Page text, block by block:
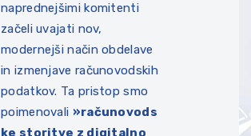
naprednejšimi komitenti
začeli uvajati nov,
modernejši način obdelave
in izmenjave računovodskih
podatkov. Ta pristop smo
poimenovali »računovods
ke storitve z digitalno